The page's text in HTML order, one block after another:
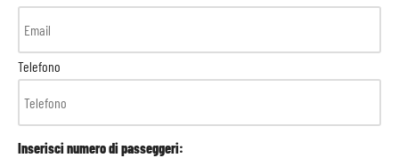
Telefono
Inserisci numero di passeggeri: